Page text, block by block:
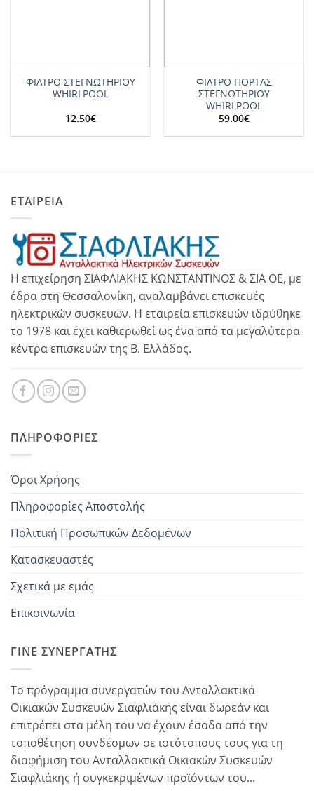
ΦΙΛΤΡΟ ΣΤΕΓΝΩΤΗΡΙΟΥ
WHIRLPOOL
12.50€
ΦΙΛΤΡΟ ΠΟΡΤΑΣ
ΣΤΕΓΝΩΤΗΡΙΟΥ
WHIRLPOOL
59.00€
ΕΤΑΙΡΕΙΑ
Η επιχείρηση ΣΙΑΦΛΙΑΚΗΣ ΚΩΝΣΤΑΝΤΙΝΟΣ & ΣΙΑ ΟΕ, με
έδρα στη Θεσσαλονίκη, αναλαμβάνει επισκευές
ηλεκτρικών συσκευών. Η εταιρεία επισκευών ιδρύθηκε
το 1978 και έχει καθιερωθεί ως ένα από τα μεγαλύτερα
κέντρα επισκευών της Β. Ελλάδος.
ΠΛΗΡΟΦΟΡΊΕΣ
Όροι Χρήσης
Πληροφορίες Αποστολής
Πολιτική Προσωπικών Δεδομένων
Κατασκευαστές
Σχετικά με εμάς
Επικοινωνία
ΓΊΝΕ ΣΥΝΕΡΓΆΤΗΣ
Το πρόγραμμα συνεργατών του Ανταλλακτικά
Οικιακών Συσκευών Σιαφλιάκης είναι δωρεάν και
επιτρέπει στα μέλη του να έχουν έσοδα από την
τοποθέτηση συνδέσμων σε ιστότοπους τους για τη
διαφήμιση του Ανταλλακτικά Οικιακών Συσκευών
Σιαφλιάκης ή συγκεκριμένων προϊόντων του...